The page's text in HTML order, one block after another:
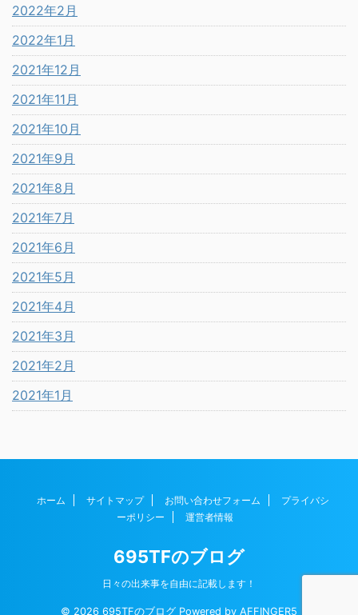
2022年2月
2022年1月
2021年12月
2021年11月
2021年10月
2021年9月
2021年8月
2021年7月
2021年6月
2021年5月
2021年4月
2021年3月
2021年2月
2021年1月
ホーム サイトマップ お問い合わせフォーム
プライバシ
ーポリシー
運営者情報
695TFのブログ
日々の出来事を自由に記載します！
© 2026 695TFのブログ Powered by AFFINGER5